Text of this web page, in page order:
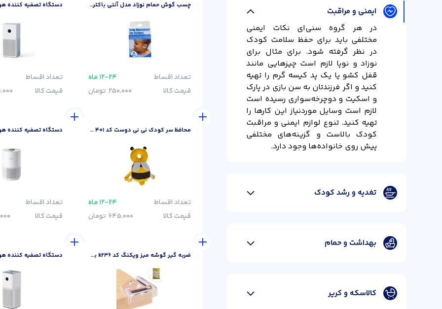
قیمت کالا
ایمنی و مراقبت
در هر گروه سنی‌ای نکات ایمنی
مختلفی باید برای حفظ سلامت کودک
در نظر گرفته شود. برای مثال برای
نوزاد و نوپا لازم است چیزهایی مانند
قفل کشو یا یک پد کیسه گرم را تهیه
کنید و اگر فرزندتان به سن بازی در پارک
و اسکیت و دوچرخه‌سواری رسیده است
لازم است وسایل موردنیاز این کارها را
تهیه کنید. تنوع لوازم ایمنی و مراقبت
کودک بالاست و گزینه‌های مختلفی
پیش روی خانواده‌ها وجود دارد.
تغدیه و رشد کودک
بهداشت و حمام
کالاسکه و کریر
چسب گوش حمام نوزاد مدل آنتی باکتریال بسته 30 عددی
تعداد اقساط
۱۲-۲۴ ماه
قیمت کالا
250٬000 تومان
تعداد اقساط
قیمت کالا
محافظ سر کودک نی نی دوست کد AG 401
تعداد اقساط
۱۲-۲۴ ماه
قیمت کالا
645٬000 تومان
تعداد اقساط
قیمت کالا
ضربه گیر گوشه میز ویکنگ کد k236 بسته 4 عددی